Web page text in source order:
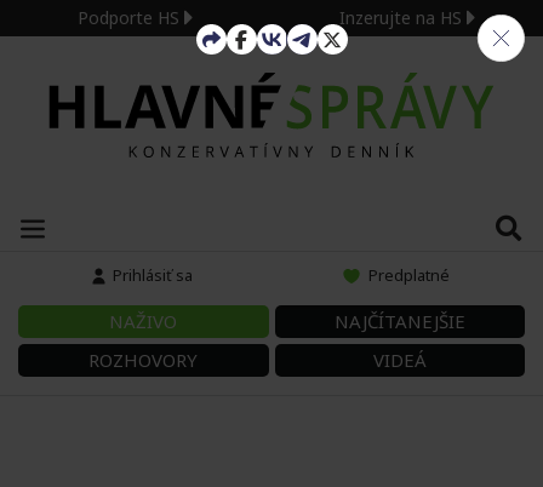
Podporte HS Inzerujte na HS
Prihlásiť sa Predplatné
NAŽIVO
NAJČÍTANEJŠIE
ROZHOVORY
VIDEÁ